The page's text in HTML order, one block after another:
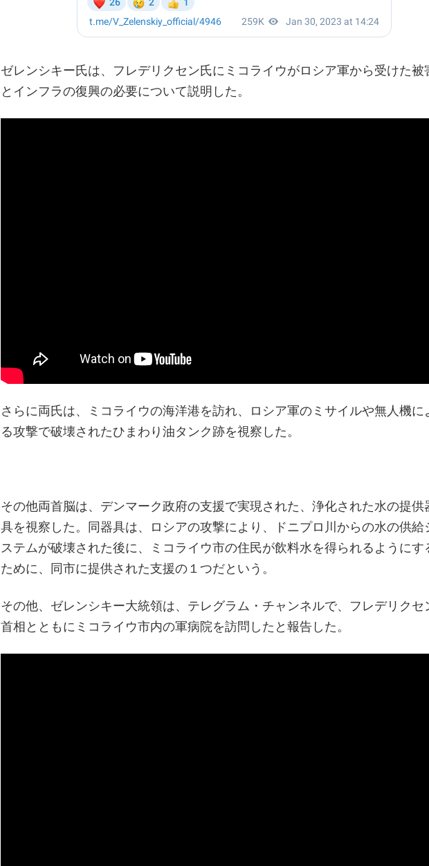
ゼレンシキー氏は、フレデリクセン氏にミコライウがロシア軍から受けた被
とインフラの復興の必要について説明した。
さらに両氏は、ミコライウの海洋港を訪れ、ロシア軍のミサイルや無人機に
る攻撃で破壊されたひまわり油タンク跡を視察した。
その他両首脳は、デンマーク政府の支援で実現された、浄化された水の提供
具を視察した。同器具は、ロシアの攻撃により、ドニプロ川からの水の供給
ステムが破壊された後に、ミコライウ市の住民が飲料水を得られるようにす
ために、同市に提供された支援の１つだという。
その他、ゼレンシキー大統領は、テレグラム・チャンネルで、フレデリクセ
首相とともにミコライウ市内の軍病院を訪問したと報告した。